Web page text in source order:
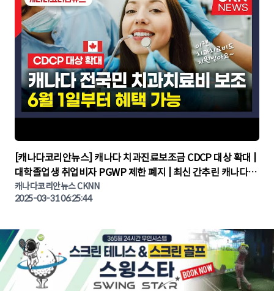
▶
[캐나다코리안뉴스] 캐나다 치과진료보조금 CDCP 대상 확대 |
대학졸업생 취업비자 PGWP 제한 폐지 | 최신 간추린 캐나다뉴
스 | CKNNEWS | 캐나다뉴스 | 토론토뉴스
캐나다코리안뉴스 CKNN
2025-03-31 06:25:44